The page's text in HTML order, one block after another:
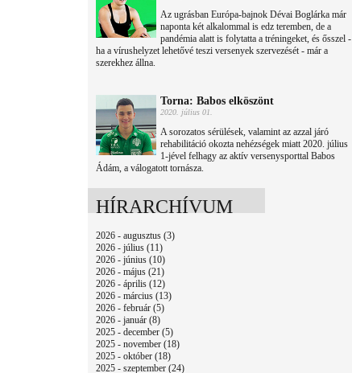
Az ugrásban Európa-bajnok Dévai Boglárka már
naponta két alkalommal is edz teremben, de a
pandémia alatt is folytatta a tréningeket, és ősszel -
ha a vírushelyzet lehetővé teszi versenyek szervezését - már a
szerekhez állna.
Torna: Babos elköszönt
2020. július 01.
A sorozatos sérülések, valamint az azzal járó
rehabilitáció okozta nehézségek miatt 2020. július
1-jével felhagy az aktív versenysporttal Babos
Ádám, a válogatott tornásza.
HÍRARCHÍVUM
2026 - augusztus (3)
2026 - július (11)
2026 - június (10)
2026 - május (21)
2026 - április (12)
2026 - március (13)
2026 - február (5)
2026 - január (8)
2025 - december (5)
2025 - november (18)
2025 - október (18)
2025 - szeptember (24)